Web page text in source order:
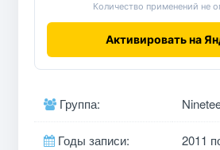
Количество применений не
Активировать на
Группа:
Годы записи: 2011